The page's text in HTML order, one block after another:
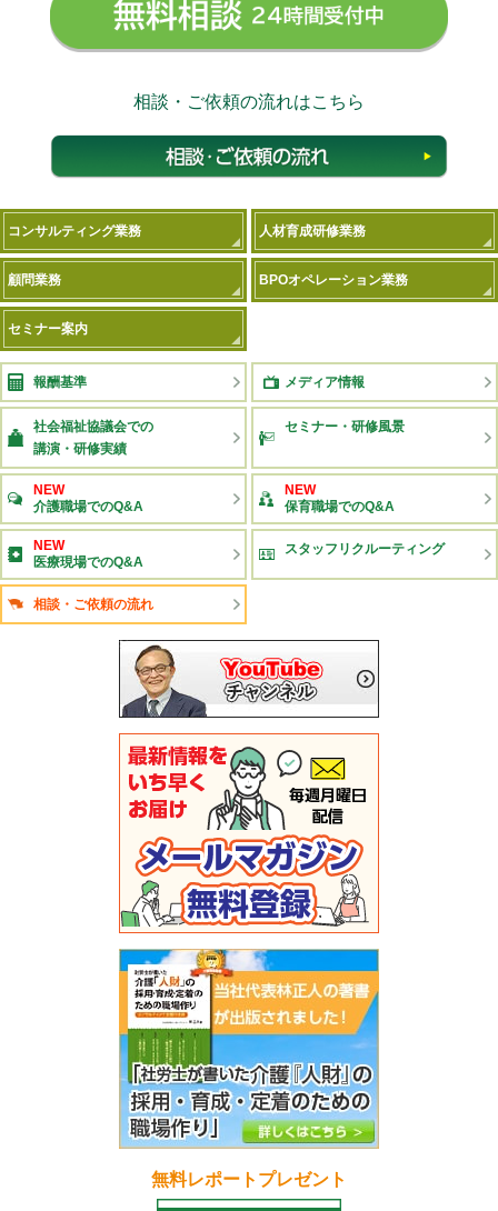
相談・ご依頼の流れはこちら
コンサルティング業務 人材育成研修業務
顧問業務 BPOオペレーション業務
セミナー案内
報酬基準 メディア情報
社会福祉協議会での
講演・研修実績
セミナー・研修風景
NEW
介護職場でのQ&A
NEW
保育職場でのQ&A
NEW
医療現場でのQ&A
スタッフリクルーティング
相談・ご依頼の流れ
無料レポートプレゼント